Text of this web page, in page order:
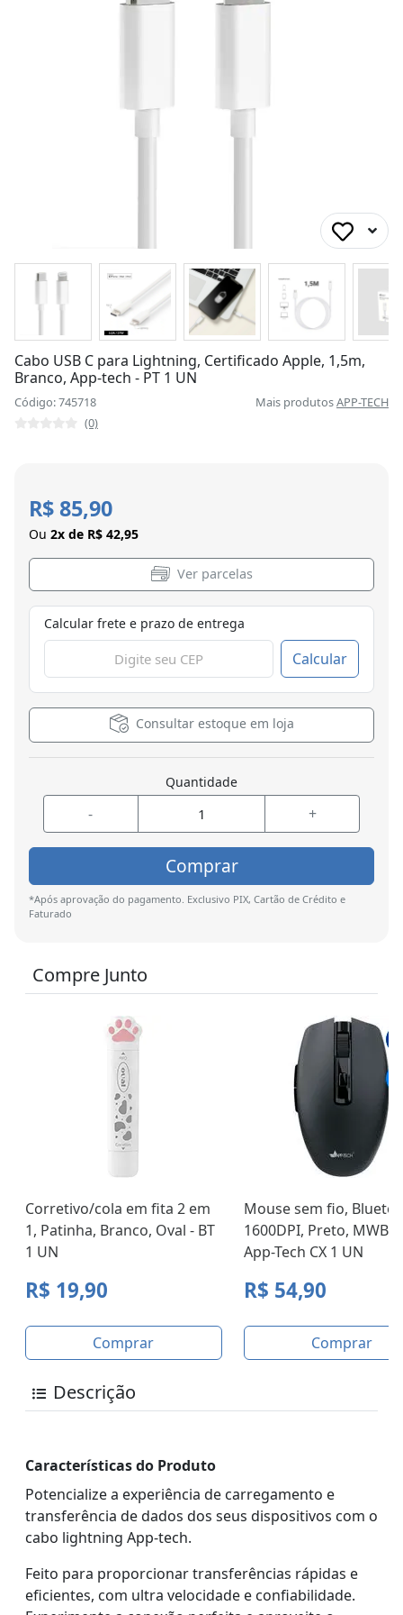
Cabo USB C para Lightning, Certificado Apple, 1,5m,
Branco, App-tech - PT 1 UN
Código: 745718 Mais produtosAPP-TECH
(0)
R$ 85,90
Ou 2x de R$ 42,95
Ver parcelas
Calcular frete e prazo de entrega
Calcular
Consultar estoque em loja
Quantidade
- +
Comprar
*Após aprovação do pagamento. Exclusivo PIX, Cartão de Crédito e
Faturado
Compre Junto
Corretivo/cola em fita 2 em
1, Patinha, Branco, Oval - BT
1 UN
R$ 19,90
Comprar
Mouse sem fio,
1600DPI, Preto,
App-Tech CX 1 UN
R$ 54,90
Comprar
Descrição
Características do Produto
Potencialize a experiência de carregamento e
transferência de dados dos seus dispositivos com o
cabo lightning App-tech.
Feito para proporcionar transferências rápidas e
eficientes, com ultra velocidade e confiabilidade.